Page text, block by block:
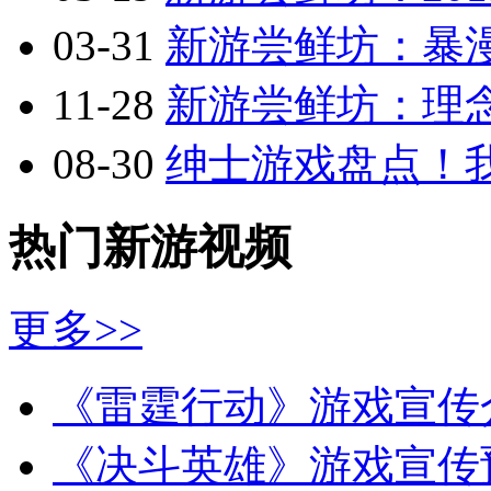
03-31 新游尝鲜坊：暴
11-28 新游尝鲜坊：理
08-30 绅士游戏盘点！
热门新游视频
更多>>
《雷霆行动》游戏宣
《决斗英雄》游戏宣